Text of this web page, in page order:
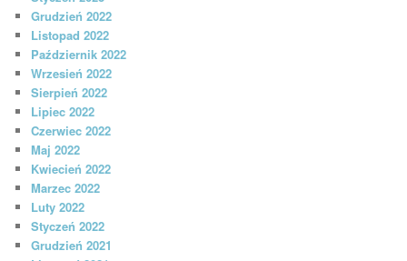
Grudzień 2022
Listopad 2022
Październik 2022
Wrzesień 2022
Sierpień 2022
Lipiec 2022
Czerwiec 2022
Maj 2022
Kwiecień 2022
Marzec 2022
Luty 2022
Styczeń 2022
Grudzień 2021